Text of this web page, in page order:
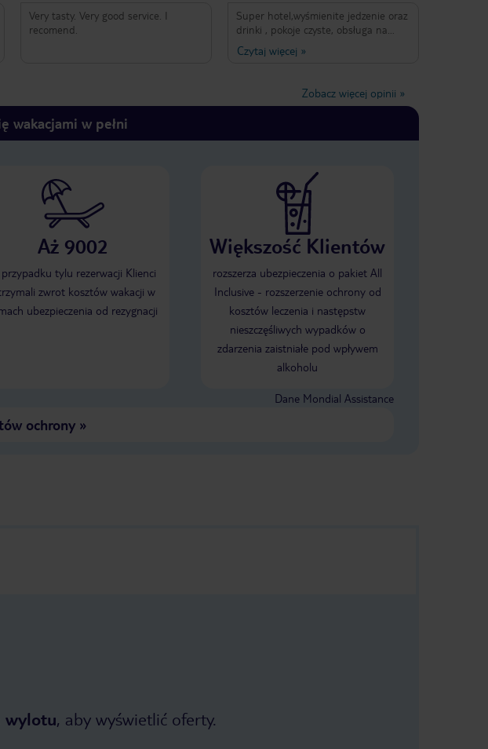
Very tasty. Very good service. I
recomend.
Super hotel,wyśmienite jedzenie oraz
drinki , pokoje czyste, obsługa na
najwyższym poziomie, wszystko
dopracowane, bardzo miła obsługa
polecam z całego serca
Czytaj więcej »
Zobacz więcej opinii »
wakacjami w pełni
Aż 9002
tylu rezerwacji Klienci
zwrot kosztów wakacji w
ubezpieczenia od rezygnacji
Większość Klientów
rozszerza ubezpieczenia o pakiet All
Inclusive - rozszerzenie ochrony od
kosztów leczenia i następstw
nieszczęśliwych wypadków o
zdarzenia zaistniałe pod wpływem
alkoholu
Dane Mondial Assistance
ochrony»
wylotu, aby wyświetlić oferty.